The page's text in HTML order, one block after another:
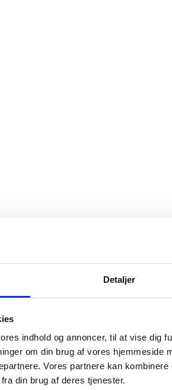
Detaljer
indhold og annoncer, til at vise dig
om din brug af vores hjemmeside
Vores partnere kan
din brug af deres tjenester.